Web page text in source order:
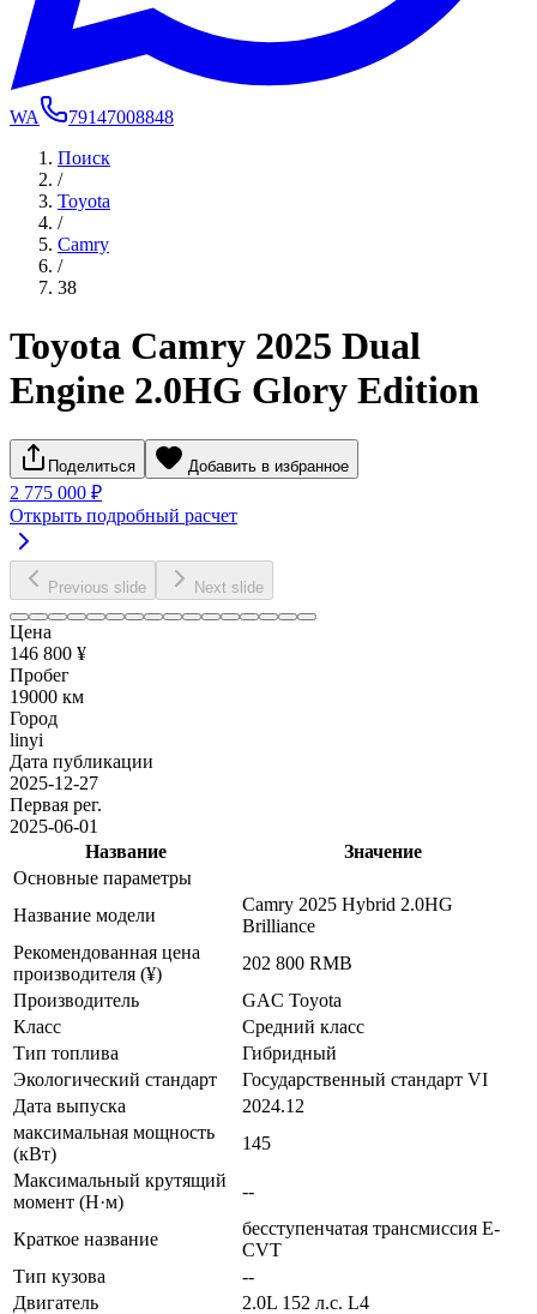
WA
79147008848
Поиск
/
Toyota
/
Camry
/
38
Toyota Camry 2025 Dual
Engine 2.0HG Glory Edition
Поделиться Добавить в избранное
2 775 000 ₽
Открыть подробный расчет
Previous slide Next slide
Цена
146 800 ¥
Пробег
19000 км
Город
linyi
Дата публикации
2025-12-27
Первая рег.
2025-06-01
Название
Значение
Основные параметры
Название модели
Camry 2025 Hybrid 2.0HG
Brilliance
Рекомендованная цена
производителя (¥)
202 800 RMB
Производитель
GAC Toyota
Класс
Средний класс
Тип топлива
Гибридный
Экологический стандарт
Государственный стандарт VI
Дата выпуска
2024.12
максимальная мощность
(кВт)
145
Максимальный крутящий
момент (Н·м)
--
Краткое название
бесступенчатая трансмиссия E-
CVT
Тип кузова
--
Двигатель
2.0L 152 л.с. L4